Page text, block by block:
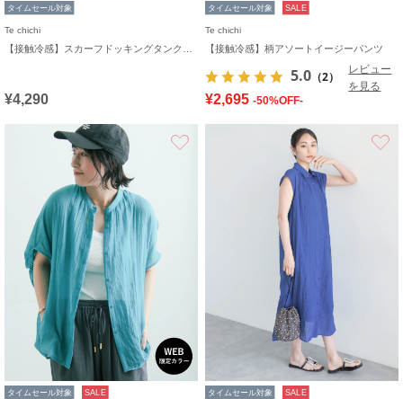
タイムセール対象
Te chichi
¥4,290
タイムセール対象 SALE
Te chichi
【接触冷感】柄アソートイージーパンツ
5.0 （2）
レビュー
を見る
¥2,695 -50%OFF-
タイムセール対象 SALE タイムセール対象 SALE